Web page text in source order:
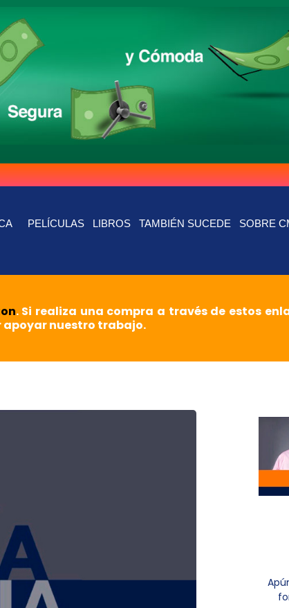
PELÍCULAS LIBROS TAMBIÉN SUCEDE SOBRE
. Si realiza una compra a través de estos
apoyar nuestro trabajo.